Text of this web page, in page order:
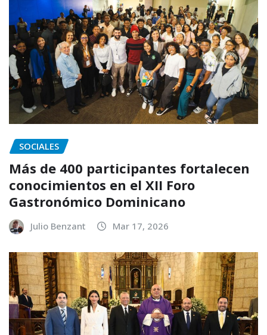
SOCIALES
Más de 400 participantes fortalecen
conocimientos en el XII Foro
Gastronómico Dominicano
Julio Benzant Mar 17, 2026